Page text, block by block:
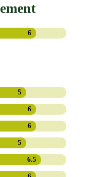
6
5
6
6
5
6.5